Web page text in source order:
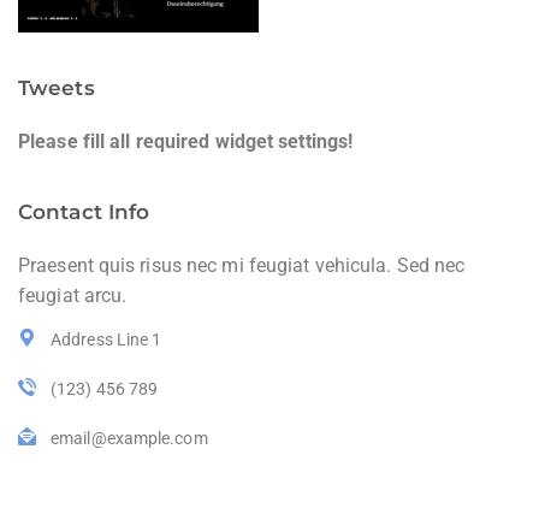
Tweets
Please fill all required widget settings!
Contact Info
Praesent quis risus nec mi feugiat vehicula. Sed nec
feugiat arcu.
Address Line 1
(123) 456 789
email@example.com